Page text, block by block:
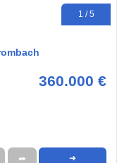
1 / 5
360.000 €
➦ ➜